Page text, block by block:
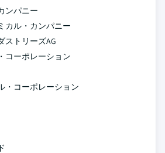
ンパニー
カル・カンパニー
ストリーズAG
コーポレーション
・コーポレーション